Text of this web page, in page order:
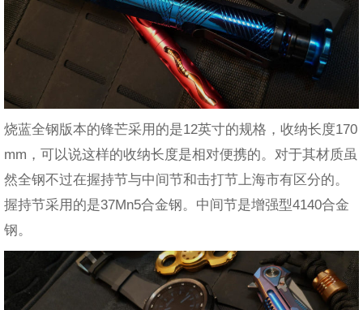
烧蓝全钢版本的锋芒采用的是12英寸的规格，收纳长度170
mm，可以说这样的收纳长度是相对便携的。对于其材质虽
然全钢不过在握持节与中间节和击打节上海市有区分的。
握持节采用的是37Mn5合金钢。中间节是增强型4140合金
钢。